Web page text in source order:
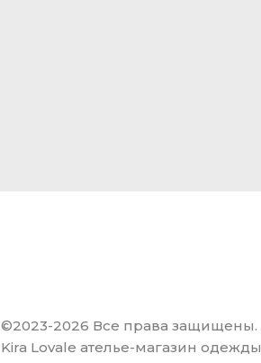
©2023-2026 Все права защищены.
Kira Lovale ателье-магазин одежды